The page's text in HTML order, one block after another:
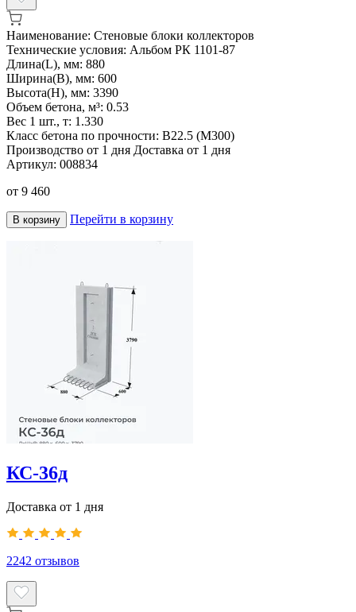
Наименование: Стеновые блоки коллекторов
Технические условия: Альбом РК 1101-87
Длина(L), мм: 880
Ширина(B), мм: 600
Высота(H), мм: 3390
Объем бетона, м³: 0.53
Вес 1 шт., т: 1.330
Класс бетона по прочности: В22.5 (М300)
Производство от 1 дня Доставка от 1 дня
Артикул: 008834
от 9 460
В корзину Перейти в корзину
КС-36д
Доставка от 1 дня
2242 отзывов